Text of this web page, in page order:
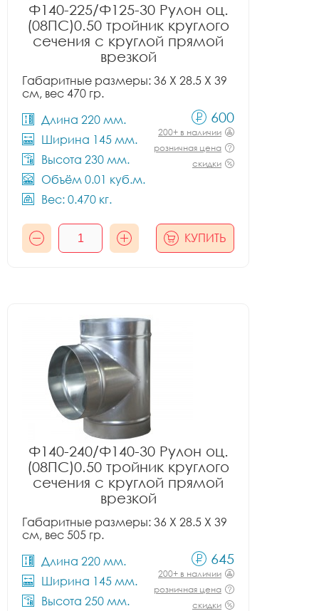
Ф140-225/Ф125-30 Рулон оц.
(08ПС)0.50 тройник круглого
сечения с круглой прямой
врезкой
Габаритные размеры: 36 X 28.5 X 39
см, вес 470 гр.
Длина 220 мм.
Ширина 145 мм.
Высота 230 мм.
Объём 0.01 куб.м.
Вес: 0.470 кг.
600
200+ в наличии
розничная цена
скидки
КУПИТЬ
Ф140-240/Ф140-30 Рулон оц.
(08ПС)0.50 тройник круглого
сечения с круглой прямой
врезкой
Габаритные размеры: 36 X 28.5 X 39
см, вес 505 гр.
Длина 220 мм.
Ширина 145 мм.
Высота 250 мм.
645
200+ в наличии
розничная цена
скидки